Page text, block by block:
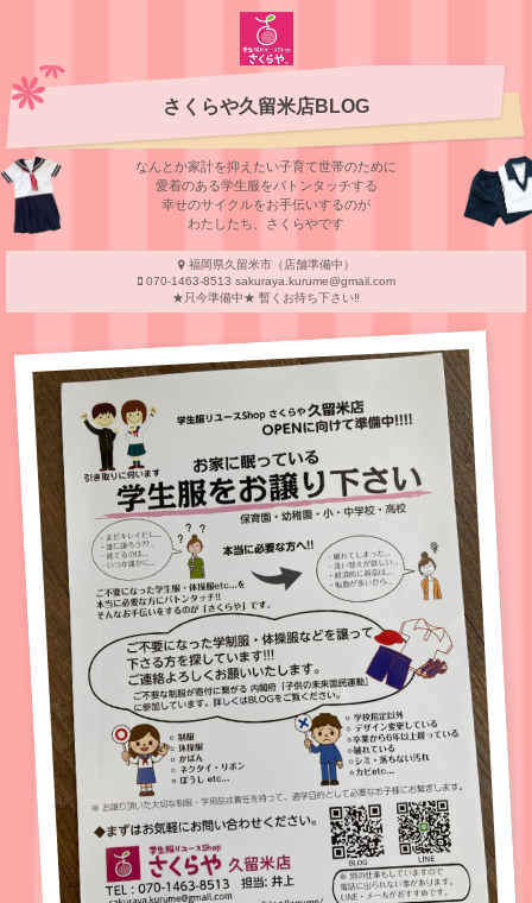
さくらや久留米店BLOG
なんとか家計を抑えたい子育て世帯のために
愛着のある学⽣服をバトンタッチする
幸せのサイクルをお⼿伝いするのが
わたしたち、さくらやです
福岡県久留米市（店舗準備中）
070-1463-8513 sakuraya.kurume@gmail.com
★只今準備中★ 暫くお待ち下さい‼︎